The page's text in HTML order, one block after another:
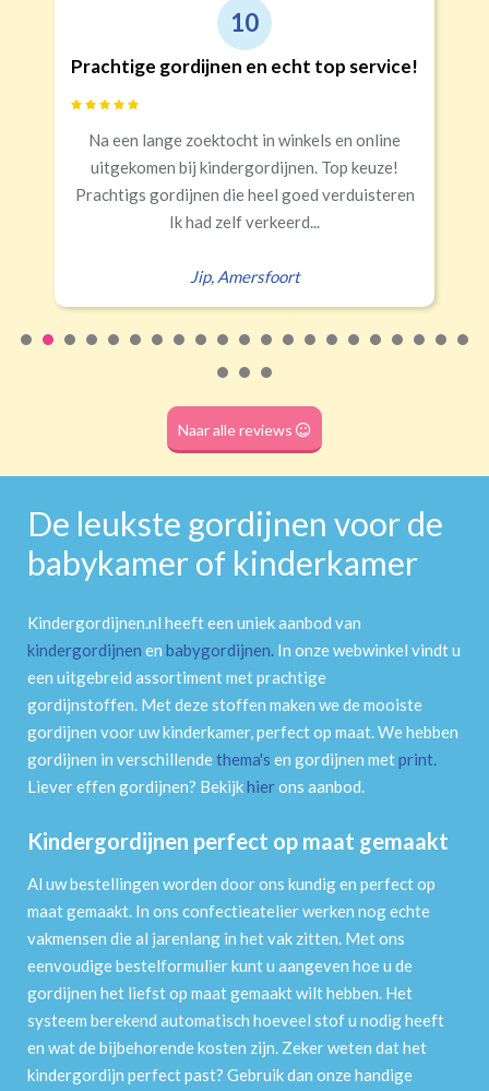
10
Prachtige gordijnen en echt top service!
Na een lange zoektocht in winkels en online
uitgekomen bij kindergordijnen. Top keuze!
Prachtigs gordijnen die heel goed verduisteren
Ik had zelf verkeerd...
Jip, Amersfoort
Naar alle reviews
De leukste gordijnen voor de
babykamer of kinderkamer
Kindergordijnen.nl heeft een uniek aanbod van
kindergordijnen en babygordijnen. In onze webwinkel vindt u
een uitgebreid assortiment met prachtige
gordijnstoffen. Met deze stoffen maken we de mooiste
gordijnen voor uw kinderkamer, perfect op maat. We hebben
gordijnen in verschillendethema's en gordijnen metprint.
Liever effen gordijnen? Bekijkhierons aanbod.
Kindergordijnen perfect op maat gemaakt
Al uw bestellingen worden door ons kundig en perfect op
maat gemaakt. In ons confectieatelier werken nog echte
vakmensen die al jarenlang in het vak zitten. Met ons
eenvoudige bestelformulier kunt u aangeven hoe u de
gordijnen het liefst op maat gemaakt wilt hebben. Het
systeem berekend automatisch hoeveel stof u nodig heeft
en wat de bijbehorende kosten zijn. Zeker weten dat het
kindergordijn perfect past? Gebruik dan onze handige